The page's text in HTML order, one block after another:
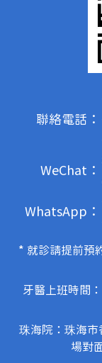
聯絡電話：
WeChat：
WhatsApp：
* 就診請提前預
牙醫上班時間
珠海院：珠海市
場對